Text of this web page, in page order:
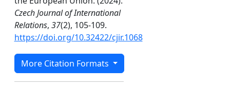
Czech Journal of International
Relations, 37(2), 105-109.
https://doi.org/10.32422/cjir.1068
More Citation Formats